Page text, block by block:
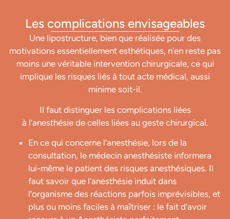
Les complications envisageables
Une lipostructure, bien que réalisée pour des
motivations essentiellement esthétiques, n’en reste pas
moins une véritable intervention chirurgicale, ce qui
implique les risques liés à tout acte médical, aussi
minime soit-il.
Il faut distinguer les complications liées
à l’anesthésie de celles liées au geste chirurgical.
En ce qui concerne l’anesthésie, lors de la
consultation, le médecin anesthésiste informera
lui-même le patient des risques anesthésiques. Il
faut savoir que l’anesthésie induit dans
l’organisme des réactions parfois imprévisibles, et
plus ou moins faciles à maîtriser : le fait d’avoir